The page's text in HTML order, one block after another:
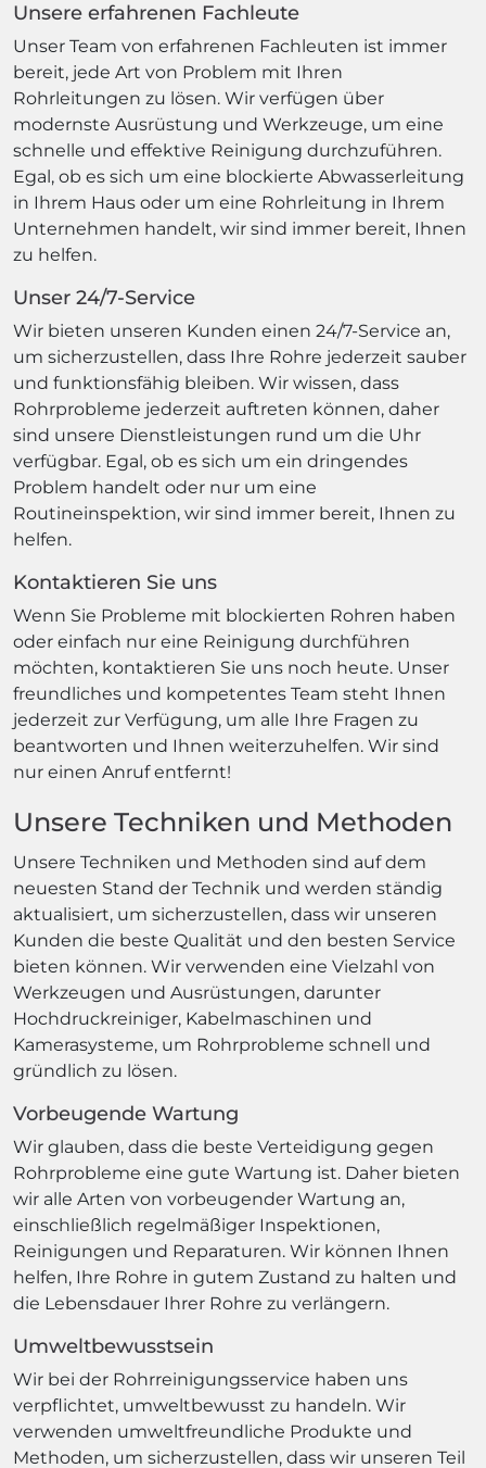
Unsere erfahrenen Fachleute
Unser Team von erfahrenen Fachleuten ist immer
bereit, jede Art von Problem mit Ihren
Rohrleitungen zu lösen. Wir verfügen über
modernste Ausrüstung und Werkzeuge, um eine
schnelle und effektive Reinigung durchzuführen.
Egal, ob es sich um eine blockierte Abwasserleitung
in Ihrem Haus oder um eine Rohrleitung in Ihrem
Unternehmen handelt, wir sind immer bereit, Ihnen
zu helfen.
Unser 24/7-Service
Wir bieten unseren Kunden einen 24/7-Service an,
um sicherzustellen, dass Ihre Rohre jederzeit sauber
und funktionsfähig bleiben. Wir wissen, dass
Rohrprobleme jederzeit auftreten können, daher
sind unsere Dienstleistungen rund um die Uhr
verfügbar. Egal, ob es sich um ein dringendes
Problem handelt oder nur um eine
Routineinspektion, wir sind immer bereit, Ihnen zu
helfen.
Kontaktieren Sie uns
Wenn Sie Probleme mit blockierten Rohren haben
oder einfach nur eine Reinigung durchführen
möchten, kontaktieren Sie uns noch heute. Unser
freundliches und kompetentes Team steht Ihnen
jederzeit zur Verfügung, um alle Ihre Fragen zu
beantworten und Ihnen weiterzuhelfen. Wir sind
nur einen Anruf entfernt!
Unsere Techniken und Methoden
Unsere Techniken und Methoden sind auf dem
neuesten Stand der Technik und werden ständig
aktualisiert, um sicherzustellen, dass wir unseren
Kunden die beste Qualität und den besten Service
bieten können. Wir verwenden eine Vielzahl von
Werkzeugen und Ausrüstungen, darunter
Hochdruckreiniger, Kabelmaschinen und
Kamerasysteme, um Rohrprobleme schnell und
gründlich zu lösen.
Vorbeugende Wartung
Wir glauben, dass die beste Verteidigung gegen
Rohrprobleme eine gute Wartung ist. Daher bieten
wir alle Arten von vorbeugender Wartung an,
einschließlich regelmäßiger Inspektionen,
Reinigungen und Reparaturen. Wir können Ihnen
helfen, Ihre Rohre in gutem Zustand zu halten und
die Lebensdauer Ihrer Rohre zu verlängern.
Umweltbewusstsein
Wir bei der Rohrreinigungsservice haben uns
verpflichtet, umweltbewusst zu handeln. Wir
verwenden umweltfreundliche Produkte und
Methoden, um sicherzustellen, dass wir unseren Teil